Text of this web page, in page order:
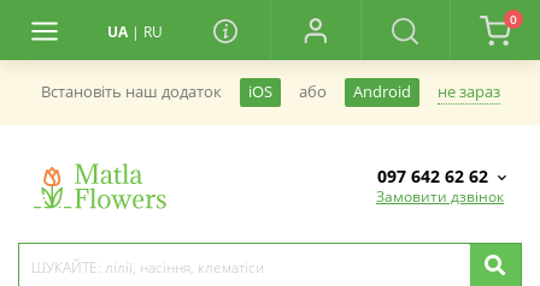
UA | RU
0
Встановiть наш додаток iOS або Android не зараз
097 642 62 62
Замовити дзвінок